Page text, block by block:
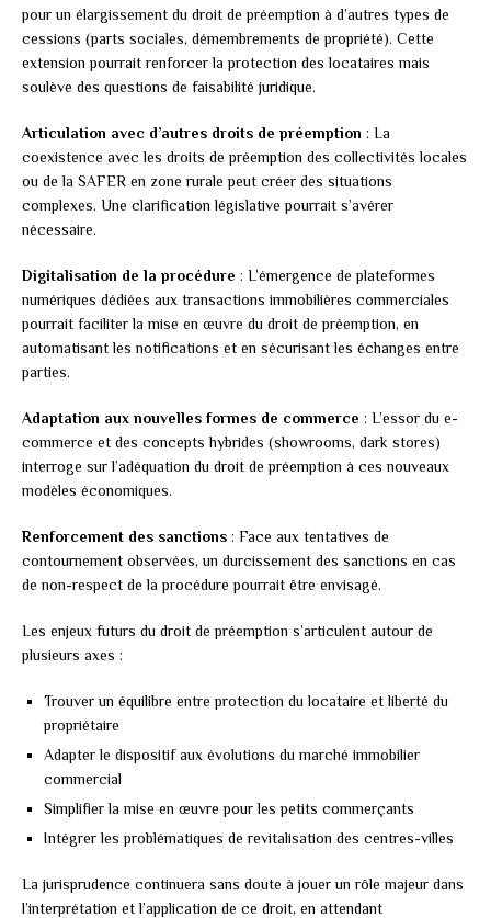
pour un élargissement du droit de préemption à d’autres types de
cessions (parts sociales, démembrements de propriété). Cette
extension pourrait renforcer la protection des locataires mais
soulève des questions de faisabilité juridique.
Articulation avec d’autres droits de préemption : La
coexistence avec les droits de préemption des collectivités locales
ou de la SAFER en zone rurale peut créer des situations
complexes. Une clarification législative pourrait s’avérer
nécessaire.
Digitalisation de la procédure : L’émergence de plateformes
numériques dédiées aux transactions immobilières commerciales
pourrait faciliter la mise en œuvre du droit de préemption, en
automatisant les notifications et en sécurisant les échanges entre
parties.
Adaptation aux nouvelles formes de commerce : L’essor du e-
commerce et des concepts hybrides (showrooms, dark stores)
interroge sur l’adéquation du droit de préemption à ces nouveaux
modèles économiques.
Renforcement des sanctions : Face aux tentatives de
contournement observées, un durcissement des sanctions en cas
de non-respect de la procédure pourrait être envisagé.
Les enjeux futurs du droit de préemption s’articulent autour de
plusieurs axes :
Trouver un équilibre entre protection du locataire et liberté du
propriétaire
Adapter le dispositif aux évolutions du marché immobilier
commercial
Simplifier la mise en œuvre pour les petits commerçants
Intégrer les problématiques de revitalisation des centres-villes
La jurisprudence continuera sans doute à jouer un rôle majeur dans
l’interprétation et l’application de ce droit, en attendant